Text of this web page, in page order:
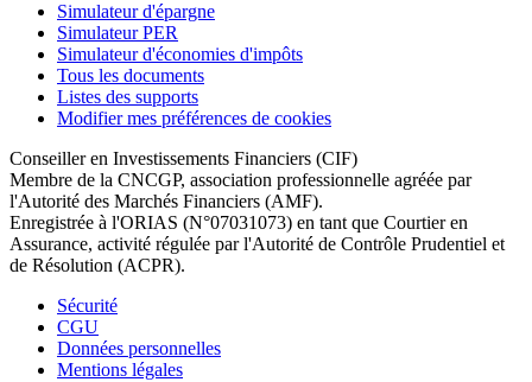
Simulateur d'épargne
Simulateur PER
Simulateur d'économies d'impôts
Tous les documents
Listes des supports
Modifier mes préférences de cookies
Conseiller en Investissements Financiers (CIF)
Membre de la CNCGP, association professionnelle agréée par
l'Autorité des Marchés Financiers (AMF).
Enregistrée à l'ORIAS (N°07031073) en tant que Courtier en
Assurance, activité régulée par l'Autorité de Contrôle Prudentiel et
de Résolution (ACPR).
Sécurité
CGU
Données personnelles
Mentions légales